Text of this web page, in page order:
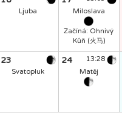
Ljuba
Miloslava
Začíná: Ohnivý
Kůň (火马)
23
Svatopluk
24
13:28
Matěj